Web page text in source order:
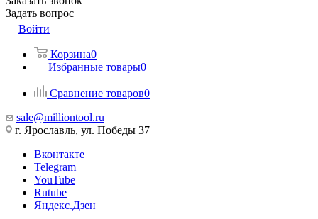
Задать вопрос
Войти
Корзина0
Избранные товары0
Сравнение товаров0
sale@milliontool.ru
г. Ярославль, ул. Победы 37
Вконтакте
Telegram
YouTube
Rutube
Яндекс.Дзен